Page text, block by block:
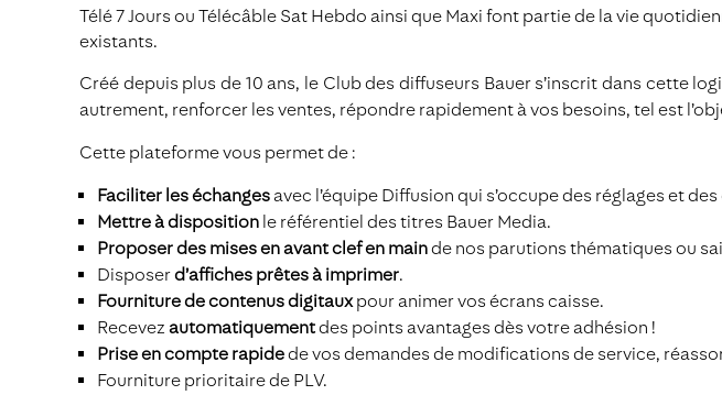
Télé 7 Jours ou Télécâble Sat Hebdo ainsi que Maxi font partie de la vie
existants.
Créé depuis plus de 10 ans, le Club des diffuseurs Bauer s’inscrit dans cette
autrement, renforcer les ventes, répondre rapidement à vos besoins, tel est
Cette plateforme vous permet de :
Faciliter les échanges avec l’équipe Diffusion qui s’occupe des réglages et
Mettre à disposition le référentiel des titres Bauer Media.
Proposer des mises en avant clef en mainde nos parutions thématiques ou
Disposerd’affiches prêtes à imprimer.
Fourniture de contenus digitauxpour animer vos écrans caisse.
Recevez automatiquementdes points avantages dès votre adhésion !
Prise en compte rapidede vos demandes de modifications de service,
Fourniture prioritaire de PLV.